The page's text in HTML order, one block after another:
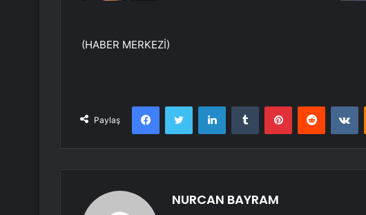
(HABER MERKEZİ)
Paylaş
FacebookTwitter LinkedInTumblr PinterestReddit
NURCAN BAYRAM